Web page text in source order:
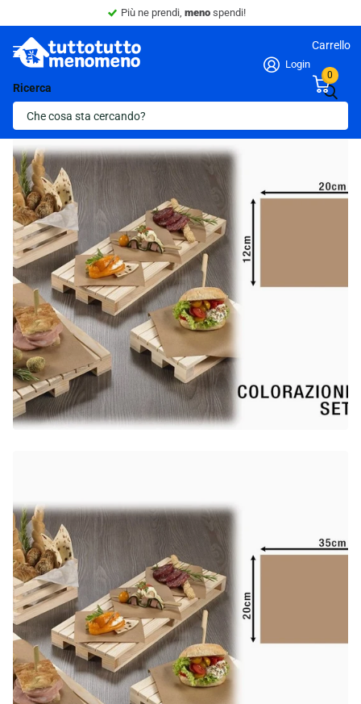
Sconto 10% - Minimo 4 articoli nel carrello.
Ricerca
Login
Carrello
0